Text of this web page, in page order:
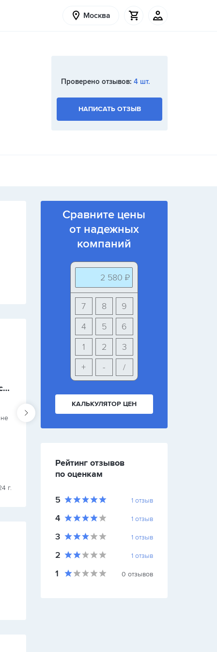
Москва
Проверено отзывов: 4 шт.
НАПИСАТЬ ОТЗЫВ
Застеклили веранду окнами с антимоскитной сеткой
г.
Три окна с тремя створками для спальни и
небрежно, с зазорами. Нужно было повторно
Сравните цены
от надежных
компаний
2 580 ₽
9
8
7
6
5
4
3
2
1
+
- /
КАЛЬКУЛЯТОР ЦЕН
Рейтинг отзывов
по оценкам
5 1 отзыв
4 1 отзыв
3 1 отзыв
2 1 отзыв
1 0 отзывов